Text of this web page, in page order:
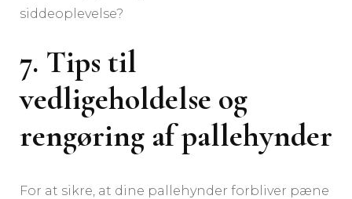
siddeoplevelse?
7. Tips til
vedligeholdelse og
rengøring af pallehynder
For at sikre, at dine pallehynder forbliver pæne